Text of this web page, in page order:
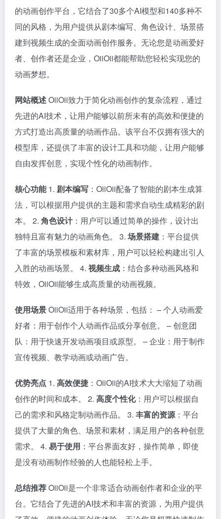
的动画创作平台，它结合了30多个AI模型和140多种不
同的风格，为用户提供从剧本编写、角色设计、场景搭
建到视频生成的全面动画创作服务。无论您是动画爱好
者、创作者还是企业，OiiOii都能帮助您轻松实现您的
动画梦想。
网站概述OiiOii致力于简化动画创作的复杂流程，通过
先进的AI技术，让用户能够以前所未有的高效和便捷的
方式打造出高质量的动画作品。该平台不仅拥有强大的
模型库，还提供了丰富的设计工具和功能，让用户能够
自由发挥创意，实现个性化的动画制作。
核心功能1. 剧本编写 ：OiiOii配备了智能的剧本生成算
法，可以根据用户提供的主题和需求自动生成精彩的剧
本。 2. 角色设计：用户可以通过简单的操作，设计出
独特且富有魅力的动画角色。 3. 场景搭建 ：平台提供
了丰富的场景模板和素材库，用户可以轻松构建出引人
入胜的动画场景。 4. 视频生成 ：结合多种动画风格和
特效，OiiOii能够生成高质量的动画视频。
使用场景OiiOii适用于各种场景，包括： – 个人动画爱
好者：用于创作个人动画作品或分享创意。 – 创意团
队：用于快速开发动画项目或原型。 – 企业：用于制作
宣传视频、教学动画或动画广告。
优势亮点 1. 高效便捷 ：OiiOii的AI技术大大缩短了动画
创作的时间和成本。 2. 高度个性化：用户可以根据自
己的需求和风格定制动画作品。 3. 丰富的资源：平台
提供了大量的角色、场景和素材，满足用户的各种创意
需求。 4. 易于使用 ：平台界面友好，操作简单，即使
是没有动画制作经验的人也能轻松上手。
总结推荐OiiOii是一个非常适合动画创作者和企业的平
台。它结合了先进的AI技术和丰富的资源，为用户提供